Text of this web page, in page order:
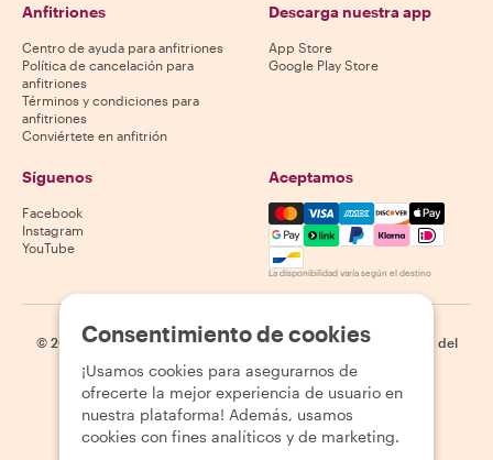
Anfitriones
Centro de ayuda para anfitriones
Política de cancelación para
anfitriones
Términos y condiciones para
anfitriones
Conviértete en anfitrión
Descarga nuestra app
App Store
Google Play Store
Síguenos
Facebook
Instagram
YouTube
Aceptamos
Mastercard, Visa, Amex,
La disponibilidad varía según el destino
© 2026 Withlocals.com | Política de privacidad | Cookies
Mapa del
Consentimiento de cookies
¡Usamos cookies para asegurarnos de
ofrecerte la mejor experiencia de usuario en
nuestra plataforma! Además, usamos
cookies con fines analíticos y de marketing.